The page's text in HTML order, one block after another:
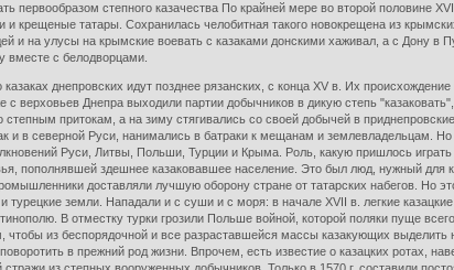
первообразом степного казачества По крайней мере во второй половине
и крещеные татары. Сохранилась челобитная такого новокрещена из
и на улусы на крымские воевать с казаками донскими хаживал, а с Дону в
вместе с белодворцами.
днепровских идут позднее рязанских, с конца XV в. Их происхождение
с верховьев Днепра выходили партии добычников в дикую степь
притокам, а на зиму стягивались со своей добычей в
и в северной Руси, нанимались в батраки к мещанам и землевладельцам.
Руси, Литвы, Польши, Турции и Крыма. Роль, какую пришлось
пополнявшей здешнее казаковавшее население. Это был люд, нужный для
доставляли лучшую оборону стране от татарских набегов.
турецкие земли. Нападали и с суши и с моря: в начале XVII в. легкие
В отместку турки грозили Польше войной, которой поляки пуще
из беспорядочной и все разраставшейся массы казакующих выделить
в прежний род жизни. Впрочем, есть известие о казацких ротах,